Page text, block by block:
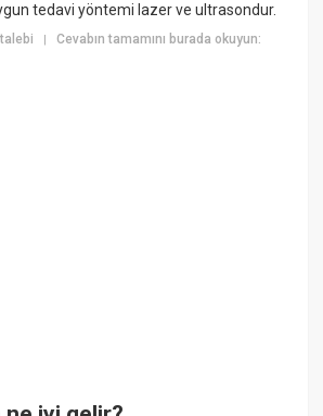
tedavi yöntemi lazer ve ultrasondur.
|Cevabın tamamını burada okuyun: